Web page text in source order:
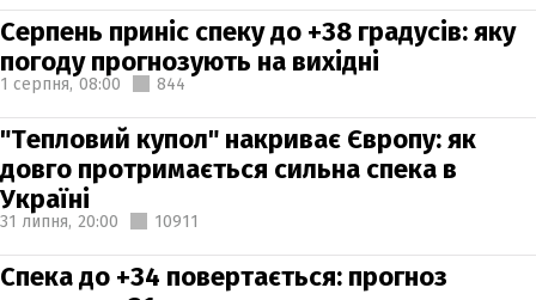
Серпень приніс спеку до +38 градусів: яку
погоду прогнозують на вихідні
1 серпня, 08:00 844
"Тепловий купол" накриває Європу: як
довго протримається сильна спека в
Україні
31 липня, 20:00 10911
Спека до +34 повертається: прогноз